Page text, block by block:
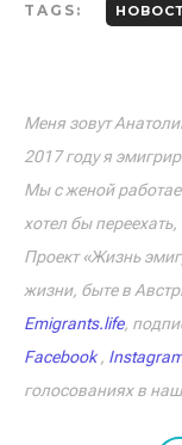
TAGS:
Меня зовут
2017 году я
Мы с женой
хотел бы
Проект «Жизнь
жизни, быте в
Emigrants.life,
Facebook,
голосованиях в